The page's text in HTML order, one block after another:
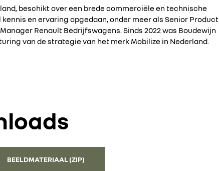
beschikt over een brede commerciële en technische
en ervaring opgedaan, onder meer als Senior Product
Renault Bedrijfswagens. Sinds 2022 was Boudewijn
van de strategie van het merk Mobilize in Nederland.
BEELDMATERIAAL (ZIP)